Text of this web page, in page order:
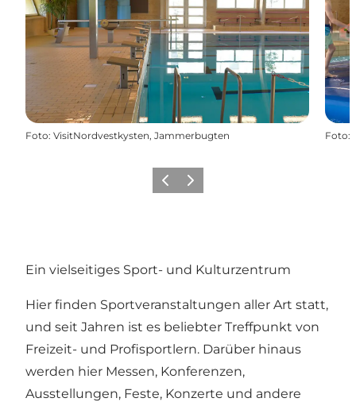
Foto: VisitNordvestkysten, Jammerbugten Foto:
ZurückWeiter
Ein vielseitiges Sport- und Kulturzentrum
Hier finden Sportveranstaltungen aller Art statt,
und seit Jahren ist es beliebter Treffpunkt von
Freizeit- und Profisportlern. Darüber hinaus
werden hier Messen, Konferenzen,
Ausstellungen, Feste, Konzerte und andere